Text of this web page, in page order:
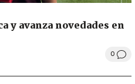
y avanza novedades en
0